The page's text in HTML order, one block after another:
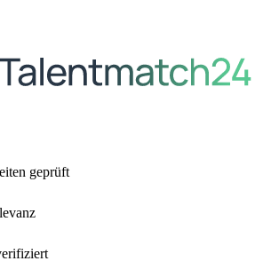
geprüft